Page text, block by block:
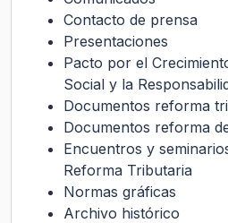
Contacto de prensa
Presentaciones
Pacto por el
Social y la
Documentos reforma
Documentos reforma
Encuentros y
Reforma Tributaria
Normas gráficas
Archivo histórico